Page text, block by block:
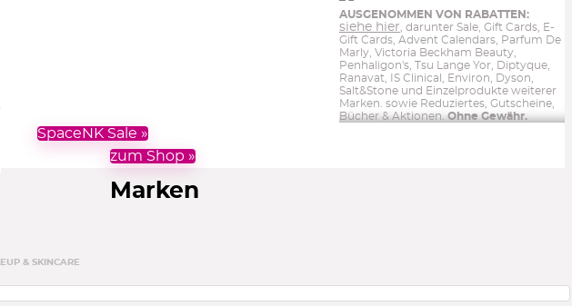
AUSGENOMMEN VON RABATTEN:
siehe hier , darunter Sale, Gift Cards, E-
Gift Cards, Advent Calendars, Parfum De
Marly, Victoria Beckham Beauty,
Penhaligon's, Tsu Lange Yor, Diptyque,
Ranavat, IS Clinical, Environ, Dyson,
Salt&Stone und Einzelprodukte weiterer
Marken. sowie Reduziertes, Gutscheine,
Bücher & Aktionen.Ohne Gewähr.
SpaceNK Sale »
zum Shop »
Marken
& SKINCARE